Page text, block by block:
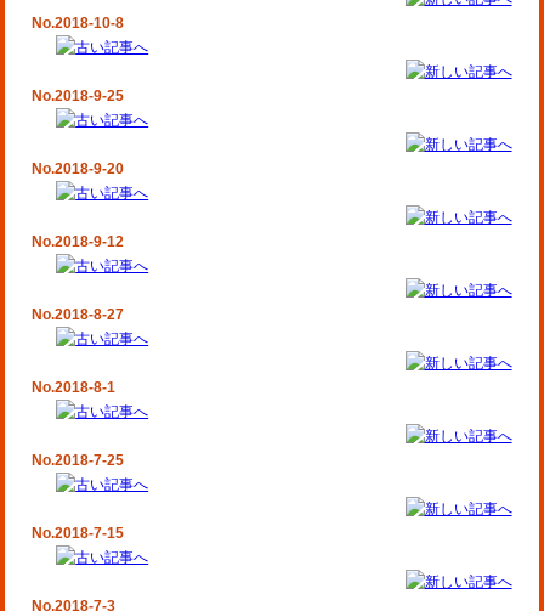
No.2018-10-8
No.2018-9-25
No.2018-9-20
No.2018-9-12
No.2018-8-27
No.2018-8-1
No.2018-7-25
No.2018-7-15
No.2018-7-3